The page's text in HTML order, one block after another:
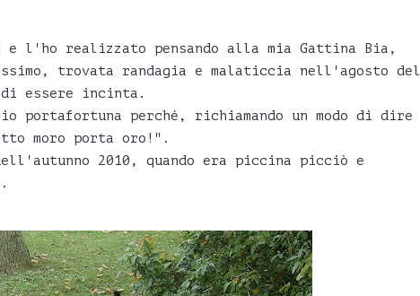
l'ho realizzato pensando alla mia Gattina Bia,
trovata randagia e malaticcia nell'agosto del
di essere incinta.
portafortuna perché, richiamando un modo di dire
moro porta oro!".
2010, quando era piccina picciò e